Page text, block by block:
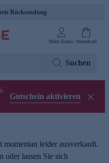
Rücksendung
Angebote
Mein Konto Warenkorb
Suchen
Gutschein aktivieren
momentan leider ausverkauft.
oder lassen Sie sich